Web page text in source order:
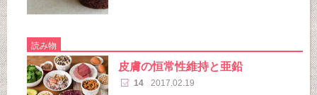
読み物
皮膚の恒常性維持と亜鉛
14 2017.02.19